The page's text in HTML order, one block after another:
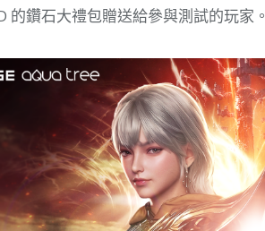
的鑽石大禮包贈送給參與測試的玩家。